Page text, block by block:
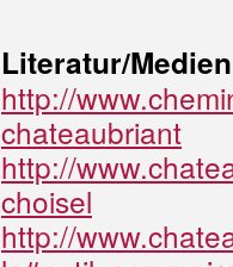
Literatur/Medien
http://
chateaubriant
http://
choisel
http://